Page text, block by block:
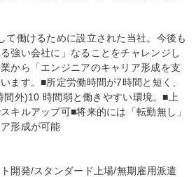
て働けるために設立された当社。今後も
強い会社に」なることをチャレンジし
から「エンジニアのキャリア形成を支
ます。■所定労働時間が7時間と短く、
間外)10 時間弱と働きやすい環境。■上
キルアップ可■将来的には「転勤無し」
形成が可能
開発/スタンダード上場/無期雇用派遣